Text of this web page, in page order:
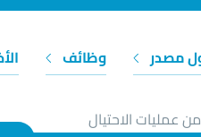
مصدر وظائف
عمليات الاحتيال